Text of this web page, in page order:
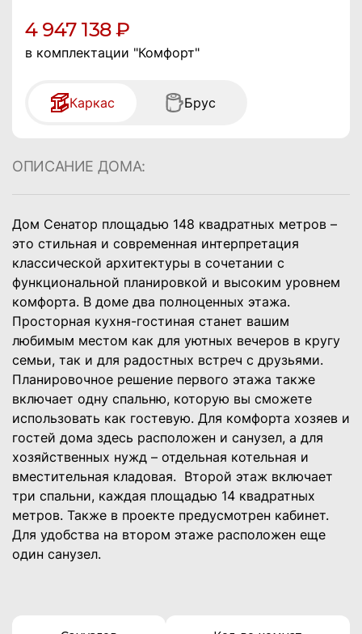
4 947 138 ₽
в комплектации "Комфорт"
Каркас Брус
ОПИСАНИЕ ДОМА:
Дом Сенатор площадью 148 квадратных метров –
это стильная и современная интерпретация
классической архитектуры в сочетании с
функциональной планировкой и высоким уровнем
комфорта. В доме два полноценных этажа.
Просторная кухня-гостиная станет вашим
любимым местом как для уютных вечеров в кругу
семьи, так и для радостных встреч с друзьями.
Планировочное решение первого этажа также
включает одну спальню, которую вы сможете
использовать как гостевую. Для комфорта хозяев и
гостей дома здесь расположен и санузел, а для
хозяйственных нужд – отдельная котельная и
вместительная кладовая. Второй этаж включает
три спальни, каждая площадью 14 квадратных
метров. Также в проекте предусмотрен кабинет.
Для удобства на втором этаже расположен еще
один санузел.